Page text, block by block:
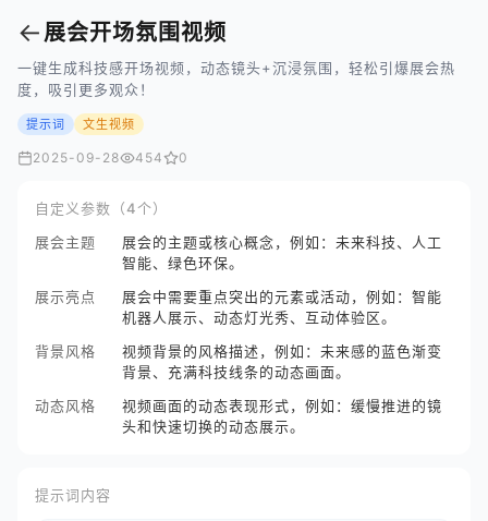
← 展会开场氛围视频
一键生成科技感开场视频，动态镜头+沉浸氛围，轻松引爆展会热
度，吸引更多观众！
提示词 文生视频
2025-09-28 454 0
自定义参数（4个）
展会主题
展会的主题或核心概念，例如：未来科技、人工
智能、绿色环保。
展示亮点
展会中需要重点突出的元素或活动，例如：智能
机器人展示、动态灯光秀、互动体验区。
背景风格
视频背景的风格描述，例如：未来感的蓝色渐变
背景、充满科技线条的动态画面。
动态风格
视频画面的动态表现形式，例如：缓慢推进的镜
头和快速切换的动态展示。
提示词内容